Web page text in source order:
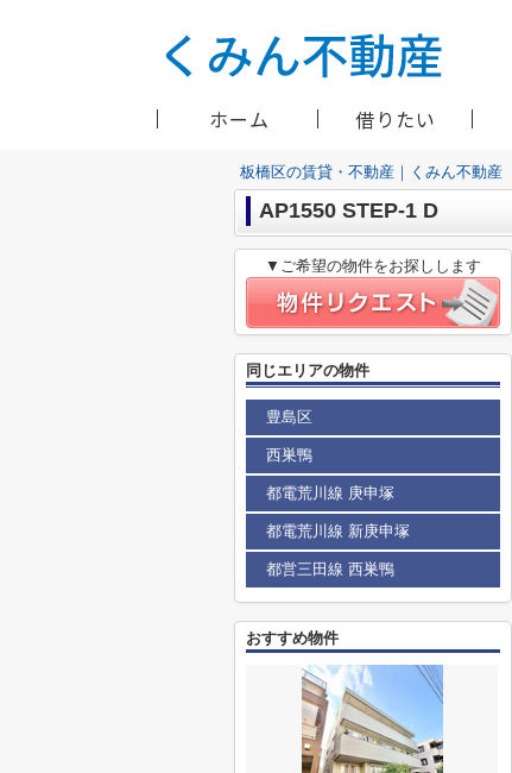
ホーム 借りたい
板橋区の賃貸・不動産｜くみん不動産
AP1550 STEP-1 D
▼ご希望の物件をお探しします
同じエリアの物件
豊島区
西巣鴨
都電荒川線 庚申塚
都電荒川線 新庚申塚
都営三田線 西巣鴨
おすすめ物件